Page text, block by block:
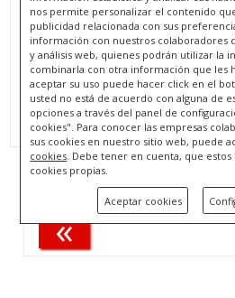
SILLA DE METAL DE
REF.
Mostrando 1 - 1 de 1 producto(s).
«
nos permite personalizar el contenido
publicidad relacionada con sus
información con nuestros colaboradores
y análisis web, quienes podrán utilizar la
combinarla con otra información que les
aceptar su uso puede hacer click en el
usted no está de acuerdo con alguna de
opciones a través del panel de
cookies". Para conocer las empresas
sus cookies en nuestro sitio web, puede
cookies. Debe tener en cuenta, que
cookies propias.
Aceptar cookies